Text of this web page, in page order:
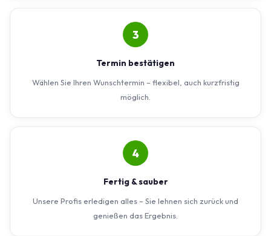
3
Termin bestätigen
Wählen Sie Ihren Wunschtermin – flexibel, auch kurzfristig
möglich.
4
Fertig & sauber
Unsere Profis erledigen alles – Sie lehnen sich zurück und
genießen das Ergebnis.